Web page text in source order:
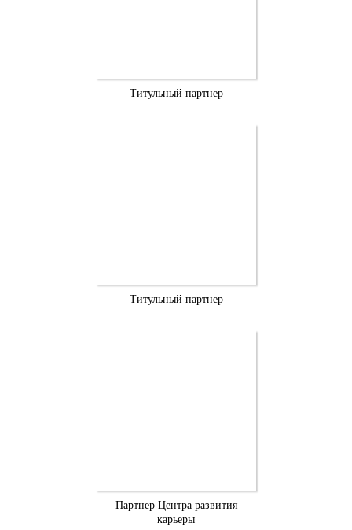
Титульный партнер
Титульный партнер
Партнер Центра развития
карьеры